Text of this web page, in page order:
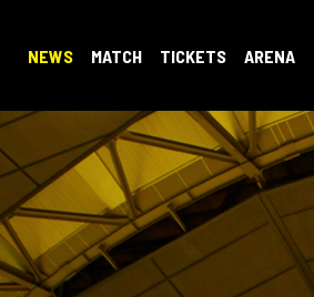
NEWS MATCH TICKETS ARENA